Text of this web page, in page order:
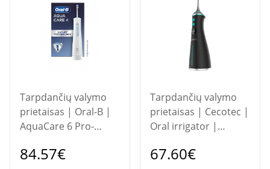
Tarpdančių valymo
prietaisas | Oral-B |
AquaCare 6 Pro-
MDH20.026.2 | 145
84.57€
Tarpdančių valymo
prietaisas | Cecotec |
Oral irrigator |
Liberty | 280 ml |
67.60€